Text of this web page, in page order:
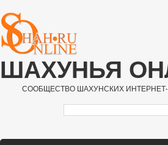
Перейти к основному содержанию
ШАХУНЬЯ
СООБЩЕСТВО ШАХУНСКИХ